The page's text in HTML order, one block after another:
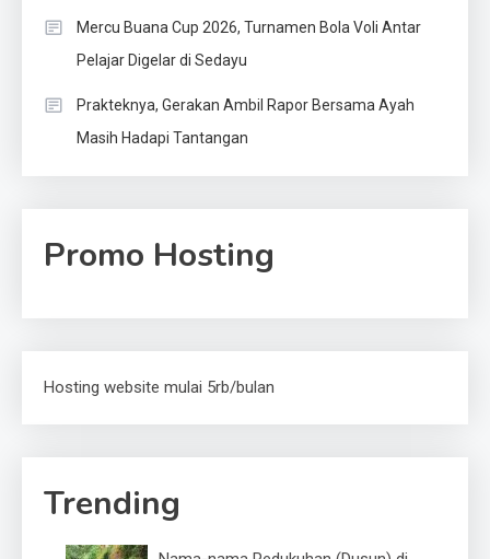
Mercu Buana Cup 2026, Turnamen Bola Voli Antar
Pelajar Digelar di Sedayu
Prakteknya, Gerakan Ambil Rapor Bersama Ayah
Masih Hadapi Tantangan
Promo Hosting
Hosting website mulai 5rb/bulan
Trending